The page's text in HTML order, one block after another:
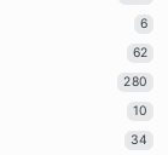
6
62
280
10
34